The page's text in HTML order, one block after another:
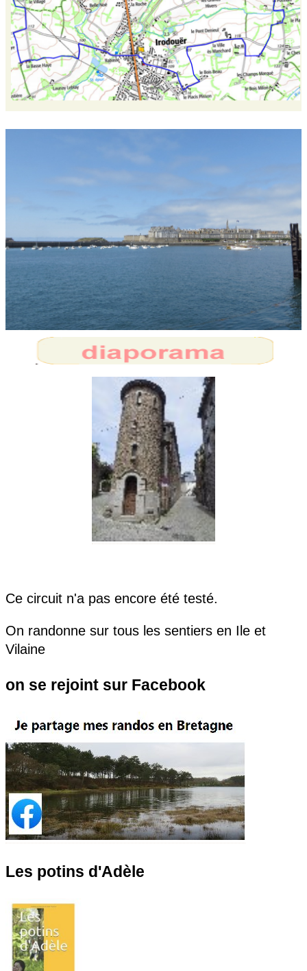
Ce circuit n'a pas encore été testé.
On randonne sur tous les sentiers en Ile et
Vilaine
on se rejoint sur Facebook
Les potins d'Adèle